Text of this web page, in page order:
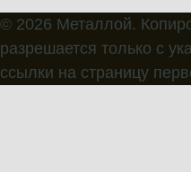
© 2026 Металлой.
разрешается только с
ссылки на страницу